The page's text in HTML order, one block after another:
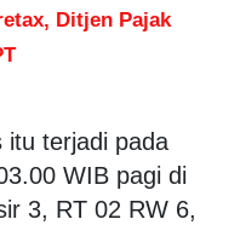
Ditjen Pajak
itu terjadi pada
WIB pagi di
3, RT 02 RW 6,